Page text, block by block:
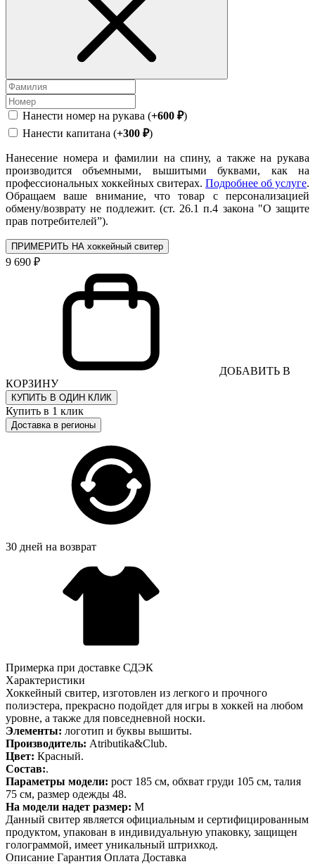
Нанести номер на рукава (+600 ₽)
Нанести капитана (+300 ₽)
Нанесение номера и фамилии на спину, а также на рукава
производится объемными, вышитыми буквами, как на
профессиональных хоккейных свитерах. Подробнее об услуге.
Обращаем ваше внимание, что товар с персонализацией
обмену/возврату не подлежит. (ст. 26.1 п.4 закона "О защите
прав потребителей”).
ПРИМЕРИТЬ НА хоккейный свитер
9 690 ₽
ДОБАВИТЬ В
КОРЗИНУ
КУПИТЬ В ОДИН КЛИК
Купить в 1 клик
Доставка в регионы
30 дней на возврат
Примерка при доставке СДЭК
Характеристики
Хоккейный свитер, изготовлен из легкого и прочного
полиэстера, прекрасно подойдет для игры в хоккей на любом
уровне, а также для повседневной носки.
Элементы: логотип и буквы вышиты.
Производитель: Atributika&Club.
Цвет: Красный.
Состав:.
Параметры модели: рост 185 см, обхват груди 105 см, талия
75 см, размер одежды 48.
На модели надет размер: М
Данный свитер является официальным и сертифицированным
продуктом, упакован в индивидуальную упаковку, защищен
голограммой, имеет уникальный штрихкод.
Описание Гарантия Оплата Доставка